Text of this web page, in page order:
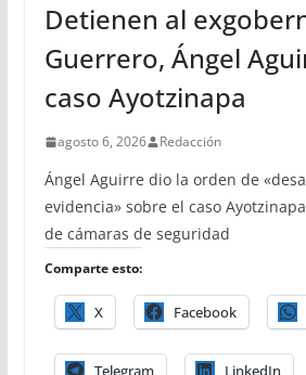
Detienen al
Guerrero, Ángel
caso Ayotzinapa
agosto 6, 2026 Redacción
Ángel Aguirre dio la orden de
evidencia» sobre el caso
de cámaras de seguridad
Comparte esto:
X Facebook
Telegram LinkedIn